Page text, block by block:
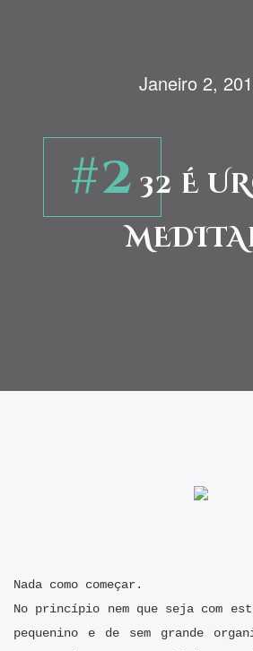
Janeiro 2,
#2 32 É
Nada como começar.
No princípio nemque seja com
pequenino e de sem grande